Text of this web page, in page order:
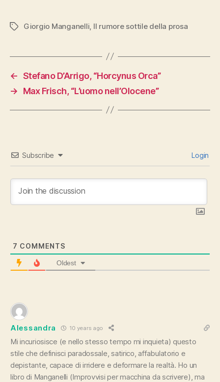
TagsGiorgio Manganelli Il rumore sottile della prosa
← Stefano D’Arrigo, “Horcynus Orca”
→
Max Frisch, “L’uomo nell’Olocene”
Subscribe Login
7 COMMENTS
Oldest
Alessandra 10 years ago
Mi incuriosisce (e nello stesso tempo mi inquieta) questo
stile che definisci paradossale, satirico, affabulatorio e
depistante, capace di irridere e deformare la realtà. Ho un
libro di Manganelli (Improvvisi per macchina da scrivere), ma